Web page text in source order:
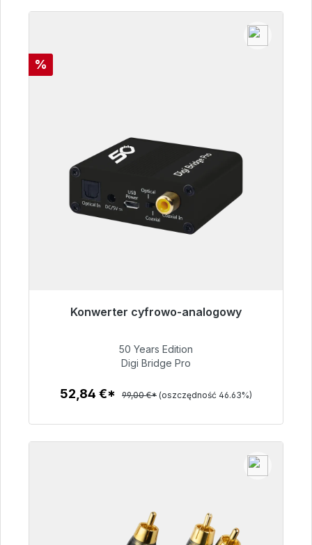
Rabat
%
Konwerter cyfrowo-analogowy
Gotowy do natychmiastowej wysyłki, czas
52,84 €
50 Years Edition
Digi Bridge Pro
52,84 €* 99,00 €* (oszczędność 46.63%)